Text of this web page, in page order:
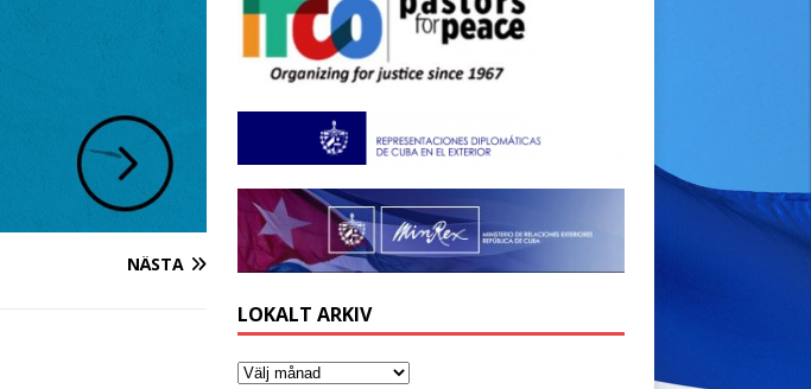
NÄSTA
LOKALT ARKIV